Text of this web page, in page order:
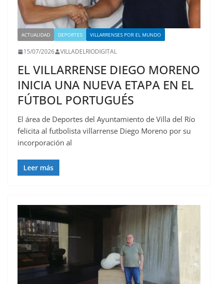
ACTUALIDAD DEPORTES VILLARRENSES POR EL MUNDO
15/07/2026 VILLADELRIODIGITAL
EL VILLARRENSE DIEGO MORENO
INICIA UNA NUEVA ETAPA EN EL
FÚTBOL PORTUGUÉS
El área de Deportes del Ayuntamiento de Villa del Río
felicita al futbolista villarrense Diego Moreno por su
incorporación al
Leer más